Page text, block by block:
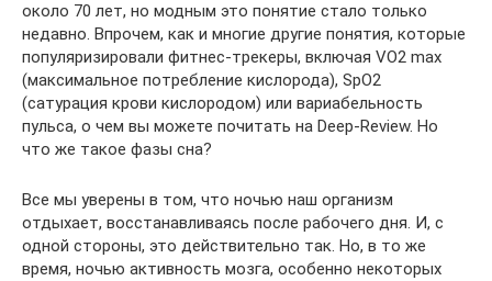
около 70 лет, но модным это понятие стало только
недавно. Впрочем, как и многие другие понятия, которые
популяризировали фитнес-трекеры, включая VO2 max
(максимальное потребление кислорода), SpO2
(сатурация крови кислородом) или вариабельность
пульса, о чем вы можете почитать на Deep-Review. Но
что же такое фазы сна?
Все мы уверены в том, что ночью наш организм
отдыхает, восстанавливаясь после рабочего дня. И, с
одной стороны, это действительно так. Но, в то же
время, ночью активность мозга, особенно некоторых